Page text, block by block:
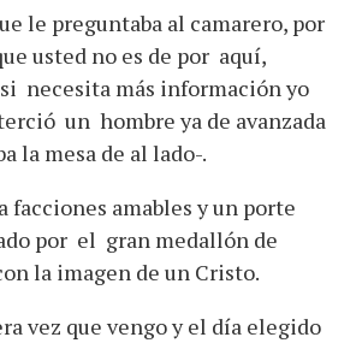
le preguntaba al camarero, por
usted no es de por aquí,
si necesita más información yo
un hombre ya de avanzada
la mesa de al lado-.
facciones amables y un porte
por el gran medallón de
la imagen de un Cristo.
vez que vengo y el día elegido